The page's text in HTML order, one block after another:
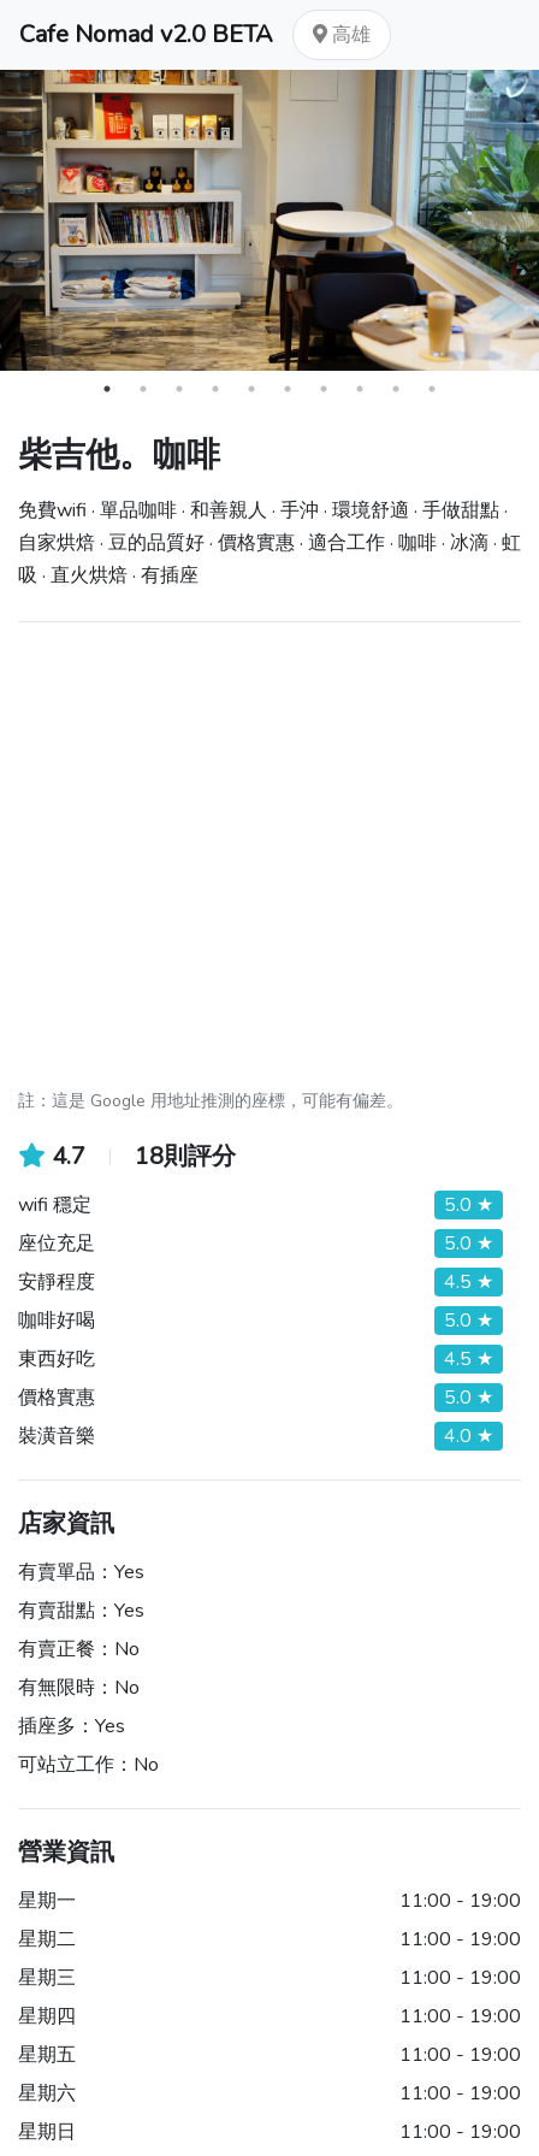
Cafe Nomad v2.0 BETA 高雄
柴吉他。咖啡
免費wifi · 單品咖啡 · 和善親人 · 手沖 · 環境舒適 · 手做甜點 ·
自家烘焙 · 豆的品質好 · 價格實惠 · 適合工作 · 咖啡 · 冰滴 · 虹
吸 · 直火烘焙 · 有插座
註：這是 Google 用地址推測的座標，可能有偏差。
4.7 18則評分
wifi 穩定
5.0 ★
座位充足
5.0 ★
安靜程度
4.5 ★
咖啡好喝
5.0 ★
東西好吃
4.5 ★
價格實惠
5.0 ★
裝潢音樂
4.0 ★
店家資訊
有賣單品： Yes
有賣甜點： Yes
有賣正餐： No
有無限時： No
插座多： Yes
可站立工作： No
營業資訊
星期一
11:00 - 19:00
星期二
11:00 - 19:00
星期三
11:00 - 19:00
星期四
11:00 - 19:00
星期五
11:00 - 19:00
星期六
11:00 - 19:00
星期日
11:00 - 19:00